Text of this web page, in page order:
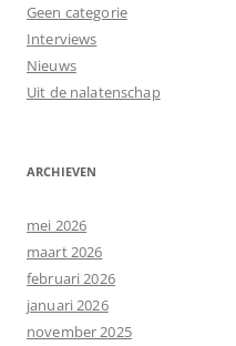
Geen categorie
Interviews
Nieuws
Uit de nalatenschap
ARCHIEVEN
mei 2026
maart 2026
februari 2026
januari 2026
november 2025